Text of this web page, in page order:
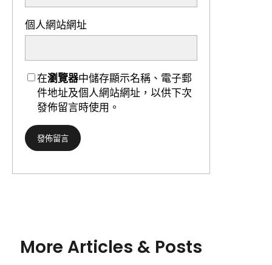
個人網站網址
在瀏覽器中儲存顯示名稱、電子郵
件地址及個人網站網址，以供下次
發佈留言時使用。
More Articles & Posts